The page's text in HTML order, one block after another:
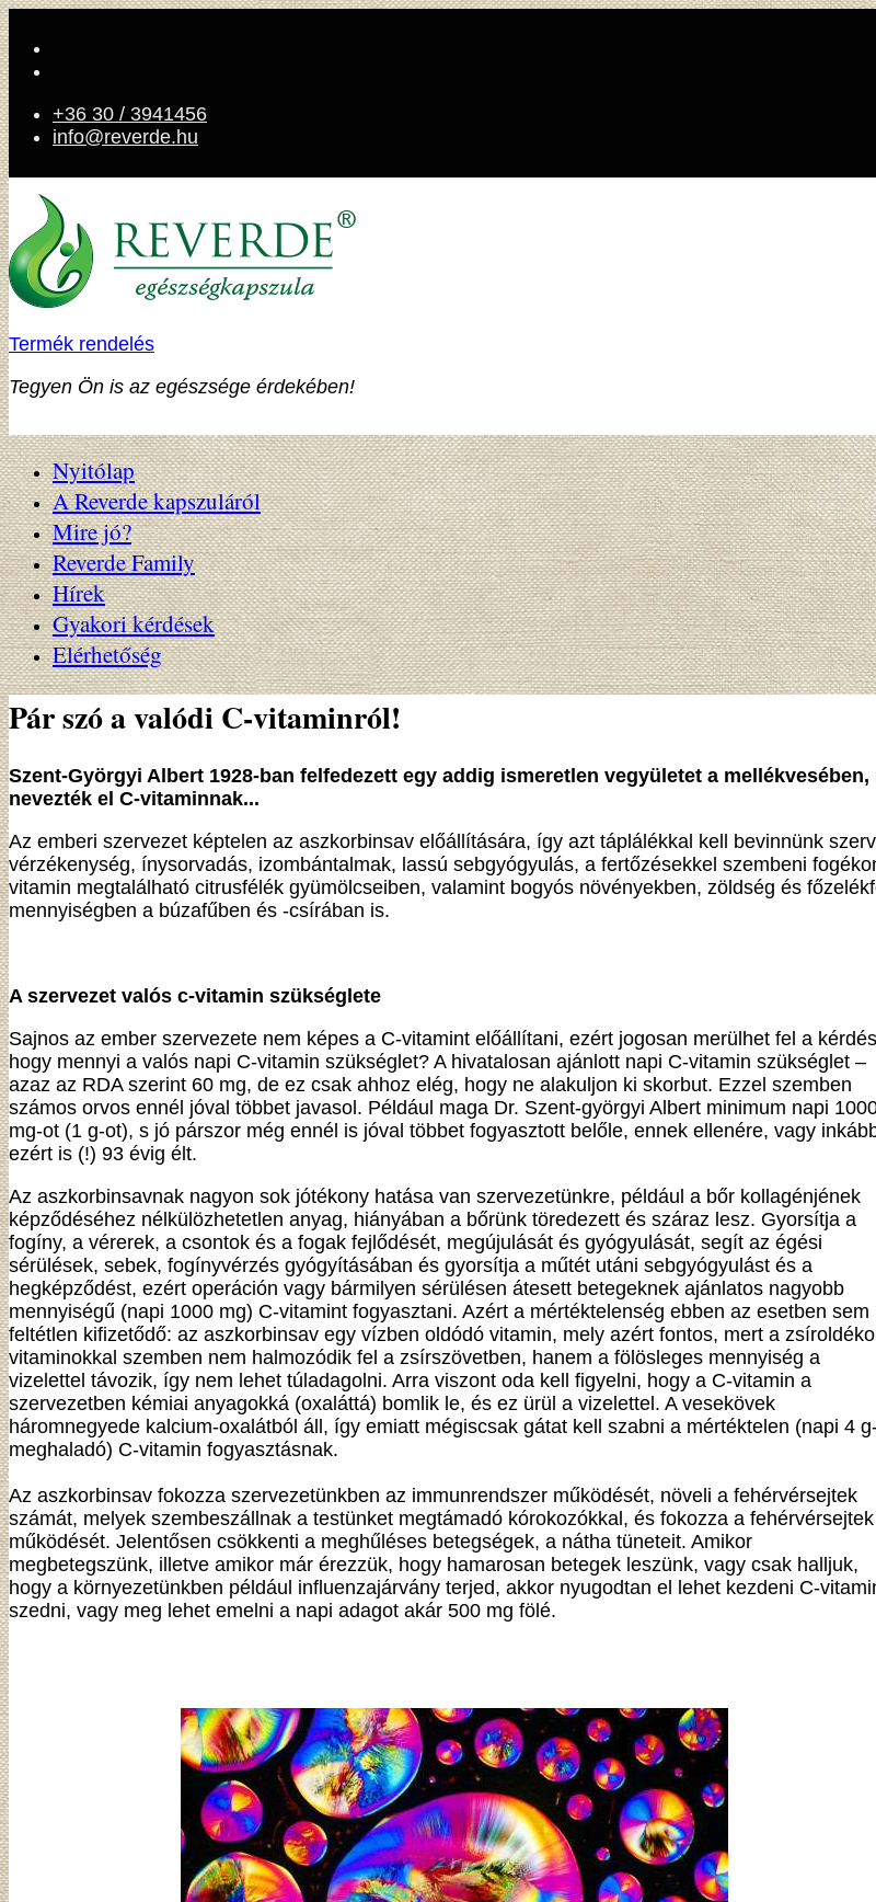
+36 30 / 3941456
info@reverde.hu
Termék rendelés
Tegyen Ön is az egészsége érdekében!
Nyitólap
A Reverde kapszuláról
Mire jó?
Reverde Family
Hírek
Gyakori kérdések
Elérhetőség
Pár szó a valódi C-vitaminról!
Szent-Györgyi Albert 1928-ban felfedezett egy addig ismeretlen vegyületet a
nevezték el C-vitaminnak...
Az emberi szervezet képtelen az aszkorbinsav előállítására, így azt táplálékkal kell bevinnünk
vérzékenység, ínysorvadás, izombántalmak, lassú sebgyógyulás, a fertőzésekkel szembeni
vitamin megtalálható citrusfélék gyümölcseiben, valamint bogyós növényekben, zöldség és
mennyiségben a búzafűben és -csírában is.
A szervezet valós c-vitamin szükséglete
Sajnos az ember szervezete nem képes a C-vitamint előállítani, ezért jogosan merülhet fel a
hogy mennyi a valós napi C-vitamin szükséglet? A hivatalosan ajánlott napi C-vitamin szükséglet –
azaz az RDA szerint 60 mg, de ez csak ahhoz elég, hogy ne alakuljon ki skorbut. Ezzel szemben
számos orvos ennél jóval többet javasol. Például maga Dr. Szent-györgyi Albert minimum napi
mg-ot (1 g-ot), s jó párszor még ennél is jóval többet fogyasztott belőle, ennek ellenére, vagy
ezért is (!) 93 évig élt.
Az aszkorbinsavnak nagyon sok jótékony hatása van szervezetünkre, például a bőr kollagénjének
képződéséhez nélkülözhetetlen anyag, hiányában a bőrünk töredezett és száraz lesz. Gyorsítja a
fogíny, a vérerek, a csontok és a fogak fejlődését, megújulását és gyógyulását, segít az égési
sérülések, sebek, fogínyvérzés gyógyításában és gyorsítja a műtét utáni sebgyógyulást és a
hegképződést, ezért operáción vagy bármilyen sérülésen átesett betegeknek ajánlatos nagyobb
mennyiségű (napi 1000 mg) C-vitamint fogyasztani. Azért a mértéktelenség ebben az esetben sem
feltétlen kifizetődő: az aszkorbinsav egy vízben oldódó vitamin, mely azért fontos, mert a
vitaminokkal szemben nem halmozódik fel a zsírszövetben, hanem a fölösleges mennyiség a
vizelettel távozik, így nem lehet túladagolni. Arra viszont oda kell figyelni, hogy a C-vitamin a
szervezetben kémiai anyagokká (oxaláttá) bomlik le, és ez ürül a vizelettel. A vesekövek
háromnegyede kalcium-oxalátból áll, így emiatt mégiscsak gátat kell szabni a mértéktelen (napi 4
meghaladó) C-vitamin fogyasztásnak.
Az aszkorbinsav fokozza szervezetünkben az immunrendszer működését, növeli a fehérvérsejtek
számát, melyek szembeszállnak a testünket megtámadó kórokozókkal, és fokozza a fehérvérsejtek
működését. Jelentősen csökkenti a meghűléses betegségek, a nátha tüneteit. Amikor
megbetegszünk, illetve amikor már érezzük, hogy hamarosan betegek leszünk, vagy csak halljuk,
hogy a környezetünkben például influenzajárvány terjed, akkor nyugodtan el lehet kezdeni C-
szedni, vagy meg lehet emelni a napi adagot akár 500 mg fölé.